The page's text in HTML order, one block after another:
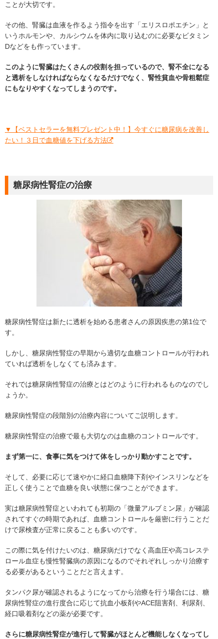
ことが大切です。
その他、腎臓は血液を作るよう指令を出す「エリスロポエチン」と
いうホルモンや、カルシウムを体内に取り込むのに必要なビタミン
Dなどをも作っています。
このように腎臓はたくさんの役割を担っているので、腎不全になる
と透析をしなければならなくなるだけでなく、腎性貧血や骨粗鬆症
にもなりやすくなってしまうのです。
▼【ベストセラーを無料プレゼント中！】今すぐに糖尿病を改善し
たい！３日で血糖値を下げる方法
糖尿病性腎症の治療
糖尿病性腎症は新たに透析を始める患者さんの原因疾患の第1位で
す。
しかし、糖尿病性腎症の早期から適切な血糖コントロールが行われ
ていれば透析をしなくても済みます。
それでは糖尿病性腎症の治療とはどのように行われるものなのでし
ょうか。
糖尿病性腎症の段階別の治療内容についてご説明します。
糖尿病性腎症の治療で最も大切なのは血糖のコントロールです。
まず第一に、食事に気をつけて体をしっかり動かすことです。
そして、必要に応じて速やかに経口血糖降下剤やインスリンなどを
正しく使うことで血糖を良い状態に保つことができます。
実は糖尿病性腎症といわれても初期の「微量アルブミン尿」が確認
されてすぐの時期であれば、血糖コントロールを厳密に行うことだ
けで尿検査が正常に戻ることも多いのです。
この際に気を付けたいのは、糖尿病だけでなく高血圧や高コレステ
ロール血症も慢性腎臓病の原因になるのでそれぞれしっかり治療す
る必要があるということだと言えます。
タンパク尿が確認されるようになってから治療を行う場合には、糖
尿病性腎症の進行度合に応じて抗血小板剤やACE阻害剤、利尿剤、
経口吸着剤などの薬が必要です。
さらに糖尿病性腎症が進行して腎臓がほとんど機能しなくなってし